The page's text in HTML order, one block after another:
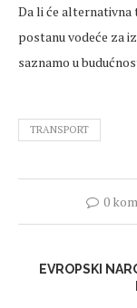
Da li će
postanu vodeće za
saznamo u
TRANSPORT
0
EVROPSKI